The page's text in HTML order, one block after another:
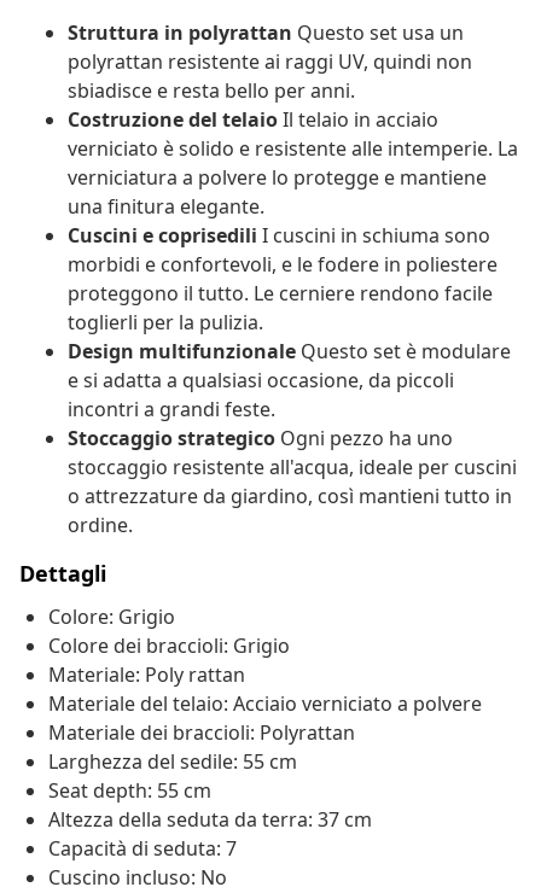
Struttura in polyrattan Questo set usa un
polyrattan resistente ai raggi UV, quindi non
sbiadisce e resta bello per anni.
Costruzione del telaioIl telaio in acciaio
verniciato è solido e resistente alle intemperie. La
verniciatura a polvere lo protegge e mantiene
una finitura elegante.
Cuscini e coprisedili I cuscini in schiuma sono
morbidi e confortevoli, e le fodere in poliestere
proteggono il tutto. Le cerniere rendono facile
toglierli per la pulizia.
Design multifunzionale Questo set è modulare
e si adatta a qualsiasi occasione, da piccoli
incontri a grandi feste.
Stoccaggio strategico Ogni pezzo ha uno
stoccaggio resistente all'acqua, ideale per cuscini
o attrezzature da giardino, così mantieni tutto in
ordine.
Dettagli
Colore: Grigio
Colore dei braccioli: Grigio
Materiale: Poly rattan
Materiale del telaio: Acciaio verniciato a polvere
Materiale dei braccioli: Polyrattan
Larghezza del sedile: 55 cm
Seat depth: 55 cm
Altezza della seduta da terra: 37 cm
Capacità di seduta: 7
Cuscino incluso: No